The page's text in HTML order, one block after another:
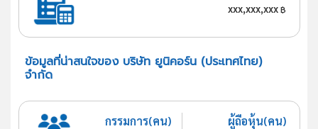
xxx,xxx,xxx฿
ข้อมูลที่น่าสนใจของ บริษัท ยูนิคอร์น (ประเทศไทย)
จำกัด
กรรมการ(คน) ผู้ถือหุ้น(คน)